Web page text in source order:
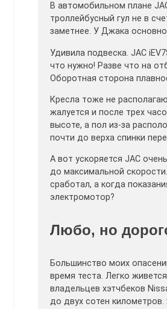
В автомобильном плане
троллейбусный гул не в
заметнее. У Джака
Удивила подвеска. JAC
что нужно! Разве что на
Оборотная сторона
Кресла тоже не
жалуется и после трех
высоте, а пол из-за
почти до верха спинки
А вот ускоряется JAC
до максимальной
сработал, а когда
электромотор?
Любо, но
Большинство моих
время теста. Легко
владельцев хэтчбеков
до двух сотен километров.